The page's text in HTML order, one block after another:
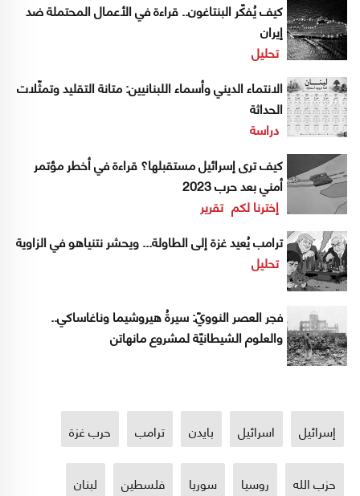
كيف يُفكّر البنتاغون.. قراءة في الأعمال المحتملة ضد
إيران
تحليل
الانتماء الديني وأسماء اللبنانيين: متانة التقليد وتمثّلات
الحداثة
دراسة
كيف ترى إسرائيل مستقبلها؟ قراءة في أخطر مؤتمر
أمني بعد حرب 2023
إخترنا لكم تقرير
ترامب يُعيد غزة إلى الطاولة... ويحشر نتنياهو في الزاوية
تحليل
فجر العصر النوويّ: سيرةُ هيروشيما وناغاساكي..
والعلوم الشيطانيّة لمشروع مانهاتن
إسرائيل اسرائيل بايدن ترامب حرب غزة
حزب الله روسيا سوريا فلسطين لبنان